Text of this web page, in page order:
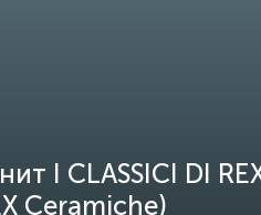
I CLASSICI DI
Ceramiche)